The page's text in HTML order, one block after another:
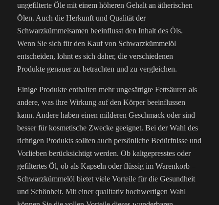
ungefilterte Öle mit einem höheren Gehalt an ätherischen
Ölen. Auch die Herkunft und Qualität der
Schwarzkümmelsamen beeinflusst den Inhalt des Öls.
Wenn Sie sich für den Kauf von Schwarzkümmelöl
entscheiden, lohnt es sich daher, die verschiedenen
Produkte genauer zu betrachten und zu vergleichen.
Einige Produkte enthalten mehr ungesättigte Fettsäuren als
andere, was ihre Wirkung auf den Körper beeinflussen
kann. Andere haben einen milderen Geschmack oder sind
besser für kosmetische Zwecke geeignet. Bei der Wahl des
richtigen Produkts sollten auch persönliche Bedürfnisse und
Vorlieben berücksichtigt werden. Ob kaltgepresstes oder
gefiltertes Öl, ob als Kapseln oder flüssig im Warenkorb –
Schwarzkümmelöl bietet viele Vorteile für die Gesundheit
und Schönheit. Mit einer qualitativ hochwertigen Wahl